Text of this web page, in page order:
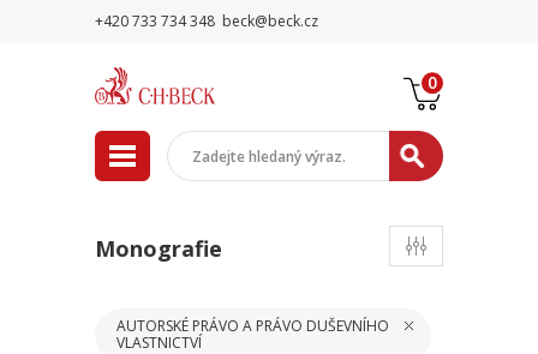
+420 733 734 348 beck@beck.cz
0
Monografie
AUTORSKÉ PRÁVO A PRÁVO DUŠEVNÍHO
VLASTNICTVÍ